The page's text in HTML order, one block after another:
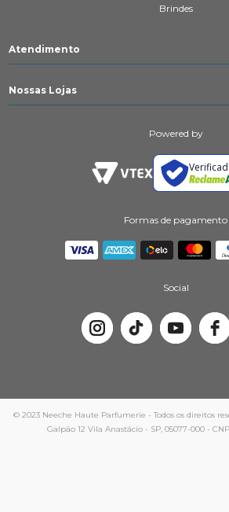
Brindes
Atendimento
Nossas Lojas
Powered by
Formas de pagamento
Social
© 2023 Neeche Haute Parfumerie - Todos os direitos
Galpão 12 Vila Anastácio - SP, 05077-000 -